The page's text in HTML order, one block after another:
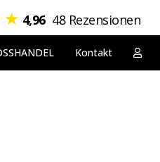
★ 4,96 48 Rezensionen
Kontakt